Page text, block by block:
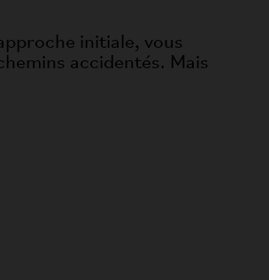
initiale, vous
accidentés. Mais